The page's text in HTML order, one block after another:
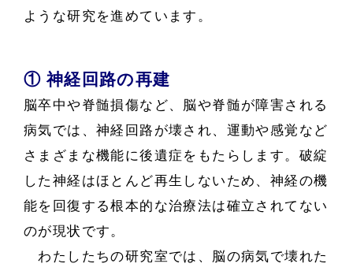
ような研究を進めています。
① 神経回路の再建
脳卒中や脊髄損傷など、脳や脊髄が障害される
病気では、神経回路が壊され、運動や感覚など
さまざまな機能に後遺症をもたらします。破綻
した神経はほとんど再生しないため、神経の機
能を回復する根本的な治療法は確立されてない
のが現状です。
わたしたちの研究室では、脳の病気で壊れた